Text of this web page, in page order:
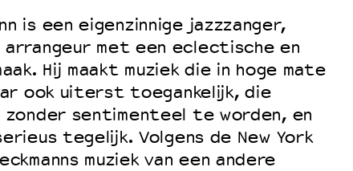
is een eigenzinnige jazzzanger,
arrangeur met een eclectische en
Hij maakt muziek die in hoge mate
ook uiterst toegankelijk, die
zonder sentimenteel te worden, en
tegelijk. Volgens de New York
muziek van een andere